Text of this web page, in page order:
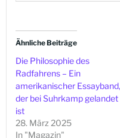
Ähnliche Beiträge
Die Philosophie des
Radfahrens – Ein
amerikanischer Essayband,
der bei Suhrkamp gelandet
ist
28. März 2025
In "Magazin"